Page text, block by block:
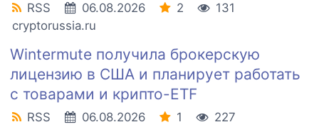
RSS 06.08.2026 2
131
cryptorussia.ru
Wintermute получила брокерскую
лицензию в США и планирует работать
с товарами и крипто-ETF
RSS 06.08.2026 1
227